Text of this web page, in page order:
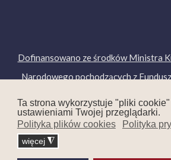
Ta strona wykorzystuje "pliki
ustawieniami Twojej przeglądarki.
Polityka plików cookies
Polityka
więcej ◮
Dofinansowano ze środków Ministra
Narodowego pochodzących z